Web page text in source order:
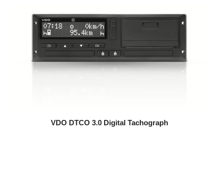
VDO DTCO 3.0 Digital Tachograph